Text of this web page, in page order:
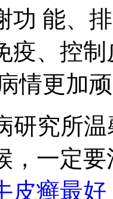
功 能、
疫、控
情更加
究所温
，一定
皮癣最好